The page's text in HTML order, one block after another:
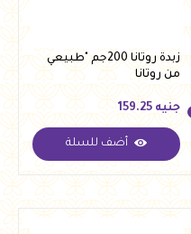
زبدة روتانا 200جم "طبيعي
من روتانا
جنيه
جنيه 159.25
أضف للسلة